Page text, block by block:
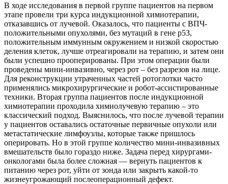
В ходе исследования в первой группе пациентов на первом
этапе провели три курса индукционной химиотерапии,
отказавшись от лучевой. Оказалось, что пациенты с ВПЧ-
положительными опухолями, без мутаций в гене р53,
положительным иммунным окружением и низкой скоростью
деления клеток, лучше отреагировали на терапию, и затем они
были успешно прооперированы. При этом операции были
проведены мини-инвазивно, через рот – без разрезов на лице.
Для реконструкции утраченных частей ротоглотки часто
применялись микрохирургические и робот-ассистированные
техники. Вторая группа пациентов после индукционной
химиотерапии проходила химиолучевую терапию – это
классический подход. Выяснилось, что после лучевой терапии
у пациентов оставались остаточные первичные опухоли или
метастатические лимфоузлы, которые также пришлось
оперировать. Но в этой группе количество мини-инвазивных
вмешательств было гораздо ниже. Задача перед хирургами-
онкологами была более сложная — вернуть пациентов к
питанию через рот, уйти от зонда или закрыть какой-то
жизнеугрожающий послеоперационный дефект.